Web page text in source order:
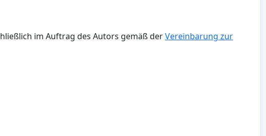
im Auftrag des Autors gemäß derVereinbarung zur